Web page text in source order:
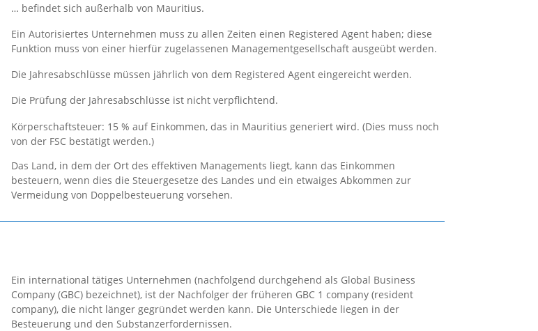
… befindet sich außerhalb von Mauritius.
Ein Autorisiertes Unternehmen muss zu allen Zeiten einen Registered Agent haben; diese
Funktion muss von einer hierfür zugelassenen Managementgesellschaft ausgeübt werden.
Die Jahresabschlüsse müssen jährlich von dem Registered Agent eingereicht werden.
Die Prüfung der Jahresabschlüsse ist nicht verpflichtend.
Körperschaftsteuer: 15 % auf Einkommen, das in Mauritius generiert wird. (Dies muss noch
von der FSC bestätigt werden.)
Das Land, in dem der Ort des effektiven Managements liegt, kann das Einkommen
besteuern, wenn dies die Steuergesetze des Landes und ein etwaiges Abkommen zur
Vermeidung von Doppelbesteuerung vorsehen.
Ein international tätiges Unternehmen (nachfolgend durchgehend als Global Business
Company (GBC) bezeichnet), ist der Nachfolger der früheren GBC 1 company (resident
company), die nicht länger gegründet werden kann. Die Unterschiede liegen in der
Besteuerung und den Substanzerfordernissen.